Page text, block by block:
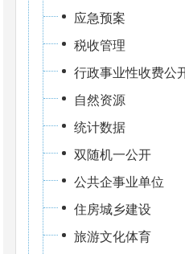
应急预案
税收管理
行政事业性收费公
自然资源
统计数据
双随机一公开
公共企事业单位
住房城乡建设
旅游文化体育